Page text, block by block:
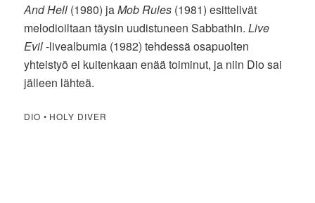
And Hell (1980) jaMob Rules (1981) esittelivät
melodioiltaan täysin uudistuneen Sabbathin.Live
Evil-livealbumia (1982) tehdessä osapuolten
yhteistyö ei kuitenkaan enää toiminut, ja niin Dio sai
jälleen lähteä.
DIO • HOLY DIVER